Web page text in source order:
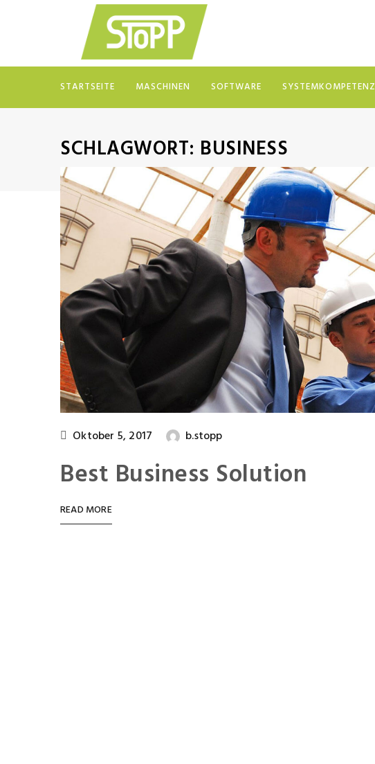
STARTSEITE MASCHINEN SOFTWARE SYSTEMKOMPETENZ
SCHLAGWORT: BUSINESS
Oktober 5, 2017 b.stopp
Best Business Solution
READ MORE